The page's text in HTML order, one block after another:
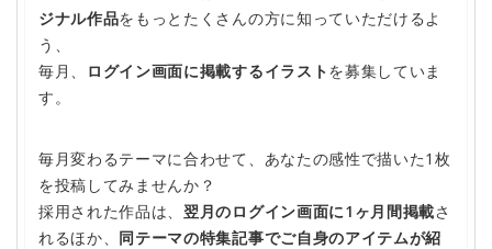
ジナル作品をもっとたくさんの方に知っていただけるよ
う、
毎月、
ログイン画面に掲載するイラストを募集していま
す。
毎月変わるテーマに合わせて、あなたの感性で描いた1枚
を投稿してみませんか？
採用された作品は、翌月のログイン画面に1ヶ月間掲載さ
れるほか、 同テーマの特集記事でご自身のアイテムが紹